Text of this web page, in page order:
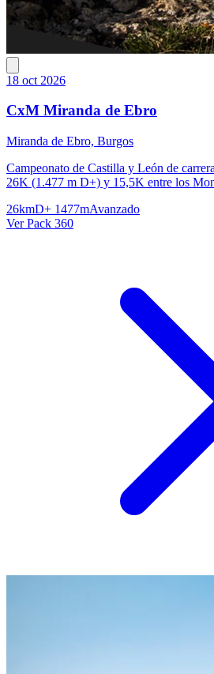
18 oct 2026
CxM Miranda de Ebro
Miranda de Ebro, Burgos
Campeonato de Castilla y León de
26K (1.477 m D+) y 15,5K entre los
26kmD+ 1477mAvanzado
Ver Pack 360